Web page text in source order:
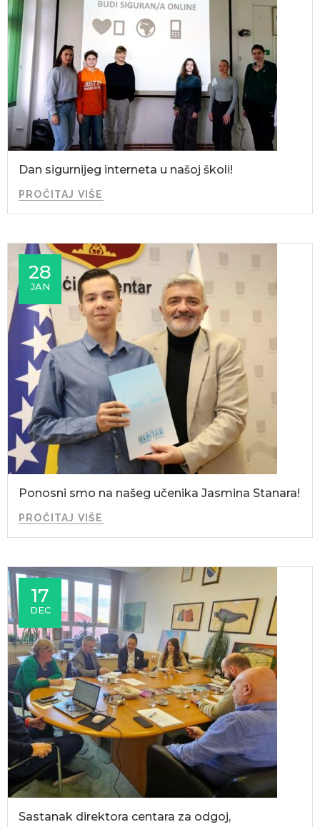
Dan sigurnijeg interneta u našoj školi!
PROČITAJ VIŠE
28
JAN
Ponosni smo na našeg učenika Jasmina Stanara!
PROČITAJ VIŠE
17
DEC
Sastanak direktora centara za odgoj,